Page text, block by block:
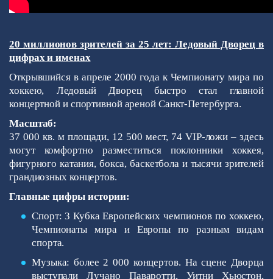
20 миллионов зрителей за 25 лет: Ледовый Дворец в
цифрах и именах
Открывшийся в апреле 2000 года к Чемпионату мира по
хоккею, Ледовый Дворец быстро стал главной
концертной и спортивной ареной Санкт-Петербурга.
Масштаб:
37 000 кв. м площади, 12 500 мест, 74 VIP-ложи – здесь
могут комфортно разместиться поклонники хоккея,
фигурного катания, бокса, баскетбола и тысячи зрителей
грандиозных концертов.
Главные цифры истории:
Спорт: 3 Кубка Европейских чемпионов по хоккею,
Чемпионаты мира и Европы по разным видам
спорта.
Музыка: более 2 000 концертов. На сцене Дворца
выступали Лучано Паваротти, Уитни Хьюстон,